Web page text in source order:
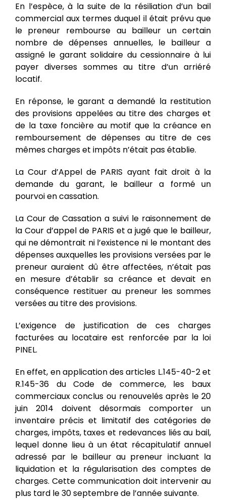
En l’espèce, à la suite de la résiliation d’un bail
commercial aux termes duquel il était prévu que
le preneur rembourse au bailleur un certain
nombre de dépenses annuelles, le bailleur a
assigné le garant solidaire du cessionnaire à lui
payer diverses sommes au titre d’un arriéré
locatif.
En réponse, le garant a demandé la restitution
des provisions appelées au titre des charges et
de la taxe foncière au motif que la créance en
remboursement de dépenses au titre de ces
mêmes charges et impôts n’était pas établie.
La Cour d’Appel de PARIS ayant fait droit à la
demande du garant, le bailleur a formé un
pourvoi en cassation.
La Cour de Cassation a suivi le raisonnement de
la Cour d’appel de PARIS et a jugé que le bailleur,
qui ne démontrait ni l’existence ni le montant des
dépenses auxquelles les provisions versées par le
preneur auraient dû être affectées, n’était pas
en mesure d’établir sa créance et devait en
conséquence restituer au preneur les sommes
versées au titre des provisions.
L’exigence de justification de ces charges
facturées au locataire est renforcée par la loi
PINEL.
En effet, en application des articles L.145-40-2 et
R.145-36 du Code de commerce, les baux
commerciaux conclus ou renouvelés après le 20
juin 2014 doivent désormais comporter un
inventaire précis et limitatif des catégories de
charges, impôts, taxes et redevances liés au bail,
lequel donne lieu à un état récapitulatif annuel
adressé par le bailleur au preneur incluant la
liquidation et la régularisation des comptes de
charges. Cette communication doit intervenir au
plus tard le 30 septembre de l’année suivante.